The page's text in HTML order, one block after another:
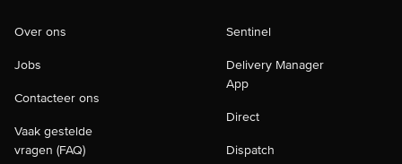
Over ons
Jobs
Contacteer ons
Vaak gestelde
vragen (FAQ)
Sentinel
Delivery Manager
App
Direct
Dispatch